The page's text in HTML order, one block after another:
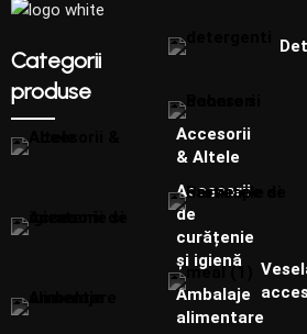
Categorii
produse
Accesorii
& Altele
Accesorii
de
curățenie
și igienă
Ambalaje
alimentare